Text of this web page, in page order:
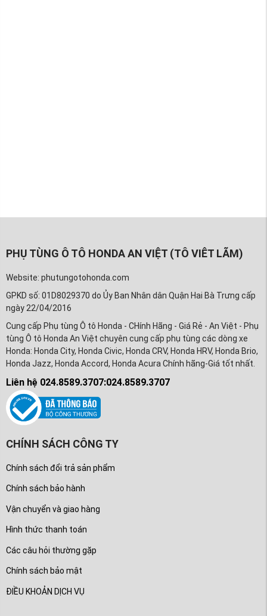
PHỤ TÙNG Ô TÔ HONDA AN VIỆT (TÔ VIÊT LÃM)
Website: phutungotohonda.com
GPKD số: 01D8029370 do Ủy Ban Nhân dân Quận Hai Bà Trưng cấp
ngày 22/04/2016
Cung cấp Phụ tùng Ô tô Honda - CHính Hãng - Giá Rẻ - An Việt - Phụ
tùng Ô tô Honda An Việt chuyên cung cấp phụ tùng các dòng xe
Honda: Honda City, Honda Civic, Honda CRV, Honda HRV, Honda Brio,
Honda Jazz, Honda Accord, Honda Acura Chính hãng-Giá tốt nhất.
Liên hệ 024.8589.3707:024.8589.3707
CHÍNH SÁCH CÔNG TY
Chính sách đổi trả sản phẩm
Chính sách bảo hành
Vận chuyển và giao hàng
Hình thức thanh toán
Các câu hỏi thường gặp
Chính sách bảo mật
ĐIỀU KHOẢN DỊCH VỤ